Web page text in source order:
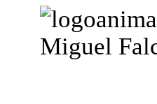
Miguel